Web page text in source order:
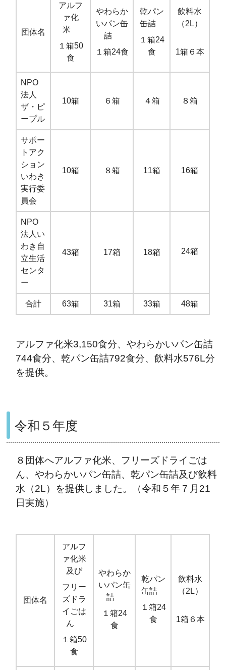
団体名
アルフ
ァ化
米
１箱50
食
やわらか
いパン缶
詰
１箱24食
乾パン
缶詰
１箱24
食
飲料水
（2L）
1箱６本
NPO
法人
ザ・ピ
ープル
10箱 ６箱 ４箱 ８箱
サポー
トアク
ション
いわき
実行委
員会
10箱 ８箱 11箱 16箱
NPO
法人い
わき自
立生活
センタ
ー
43箱 17箱 18箱 24箱
合計 63箱 31箱 33箱 48箱
アルファ化米3,150食分、やわらかいパン缶詰
744食分、乾パン缶詰792食分、飲料水576L分
を提供。
令和５年度
８団体へアルファ化米、フリーズドライごは
ん、やわらかいパン缶詰、乾パン缶詰及び飲料
水（2L）を提供しました。（令和５年７月21
日実施）
団体名
アルフ
ァ化米
及び
フリー
ズドラ
イごは
ん
１箱50
食
やわらか
いパン缶
詰
１箱24
食
乾パン
缶詰
１箱24
食
飲料水
（2L）
1箱６本